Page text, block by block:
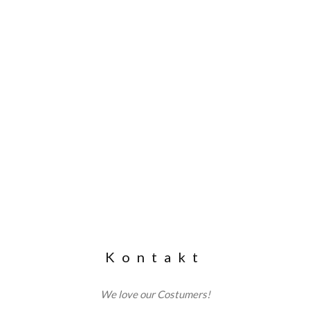
Kontakt
We love our Costumers!